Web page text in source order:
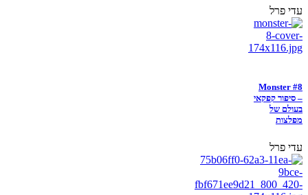
עדי פרל
Monster #8
– סיפור קפקאי
בעולם של
מפלצות
עדי פרל